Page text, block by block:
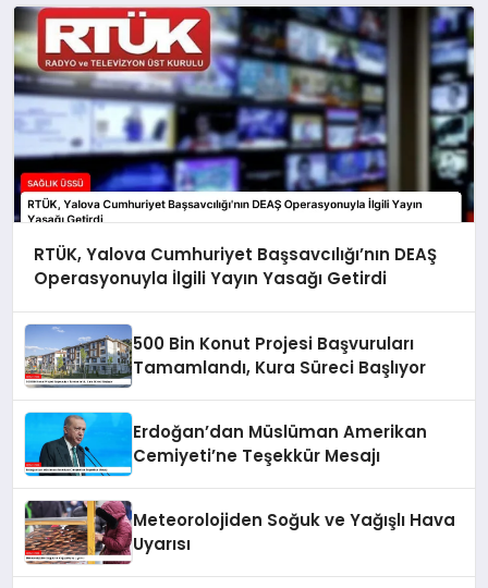
RTÜK, Yalova Cumhuriyet Başsavcılığı’nın DEAŞ
Operasyonuyla İlgili Yayın Yasağı Getirdi
500 Bin Konut Projesi Başvuruları
Tamamlandı, Kura Süreci Başlıyor
Erdoğan’dan Müslüman Amerikan
Cemiyeti’ne Teşekkür Mesajı
Meteorolojiden Soğuk ve Yağışlı Hava
Uyarısı